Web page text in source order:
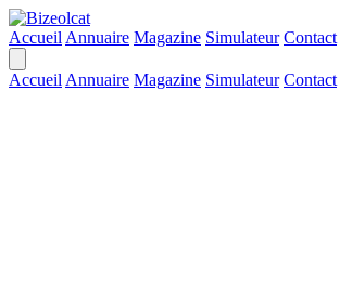
Accueil Annuaire Magazine Simulateur Contact
Accueil Annuaire Magazine Simulateur Contact